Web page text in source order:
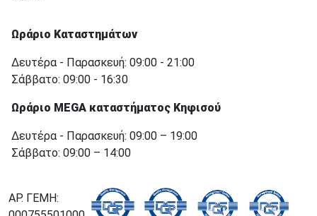
Ωράριο Καταστημάτων
Δευτέρα - Παρασκευή: 09:00 - 21:00
Σάββατο: 09:00 - 16:30
Ωράριο MEGA καταστήματος Κηφισού
Δευτέρα - Παρασκευή: 09:00 – 19:00
Σάββατο: 09:00 – 14:00
ΑΡ. ΓΕΜΗ: